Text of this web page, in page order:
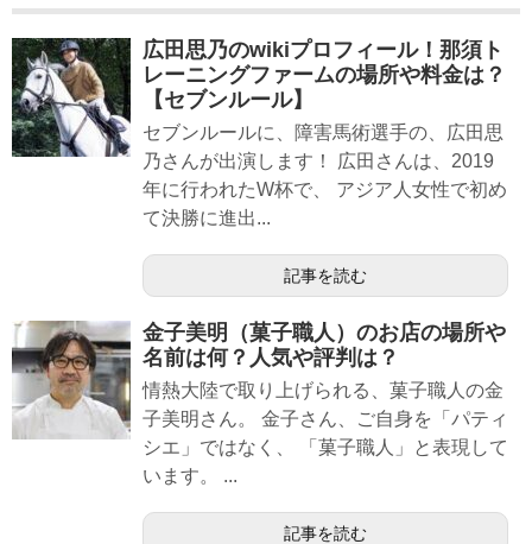
広田思乃のwikiプロフィール！那須ト
レーニングファームの場所や料金は？
【セブンルール】
セブンルールに、障害馬術選手の、広田思
乃さんが出演します！ 広田さんは、2019
年に行われたW杯で、 アジア人女性で初め
て決勝に進出...
記事を読む
金子美明（菓子職人）のお店の場所や
名前は何？人気や評判は？
情熱大陸で取り上げられる、菓子職人の金
子美明さん。 金子さん、ご自身を「パティ
シエ」ではなく、 「菓子職人」と表現して
います。 ...
記事を読む